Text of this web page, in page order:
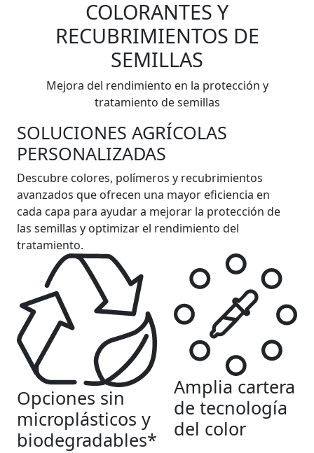
COLORANTES Y
RECUBRIMIENTOS DE
SEMILLAS
Mejora del rendimiento en la protección y
tratamiento de semillas
SOLUCIONES AGRÍCOLAS
PERSONALIZADAS
Descubre colores, polímeros y recubrimientos
avanzados que ofrecen una mayor eficiencia en
cada capa para ayudar a mejorar la protección de
las semillas y optimizar el rendimiento del
tratamiento.
Opciones sin
microplásticos y
biodegradables*
Amplia cartera
de tecnología
del color